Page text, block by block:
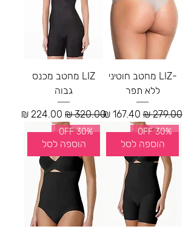
-LIZ מחטב חוטיני
ללא תפר
מחיר רגיל‏279.00 ‏₪ מחיר מבצע
LIZ מחטב מכנס
גבוה
מחיר רגיל מחיר מבצע
הוספה לסל
30% OFF
הוספה לסל
30% OFF